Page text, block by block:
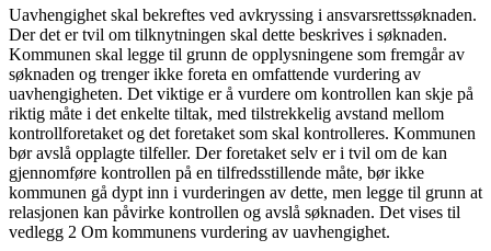
Uavhengighet skal bekreftes ved avkryssing i ansvarsrettssøknaden.
Der det er tvil om tilknytningen skal dette beskrives i søknaden.
Kommunen skal legge til grunn de opplysningene som fremgår av
søknaden og trenger ikke foreta en omfattende vurdering av
uavhengigheten. Det viktige er å vurdere om kontrollen kan skje på
riktig måte i det enkelte tiltak, med tilstrekkelig avstand mellom
kontrollforetaket og det foretaket som skal kontrolleres. Kommunen
bør avslå opplagte tilfeller. Der foretaket selv er i tvil om de kan
gjennomføre kontrollen på en tilfredsstillende måte, bør ikke
kommunen gå dypt inn i vurderingen av dette, men legge til grunn at
relasjonen kan påvirke kontrollen og avslå søknaden. Det vises til
vedlegg 2 Om kommunens vurdering av uavhengighet.